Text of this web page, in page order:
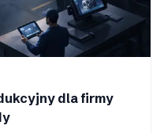
dla firmy